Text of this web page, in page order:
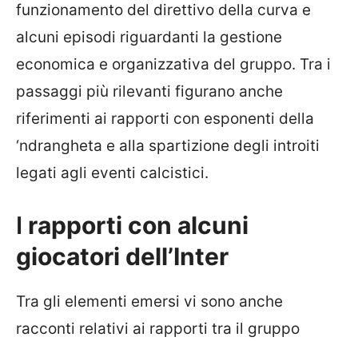
funzionamento del direttivo della curva e
alcuni episodi riguardanti la gestione
economica e organizzativa del gruppo. Tra i
passaggi più rilevanti figurano anche
riferimenti ai rapporti con esponenti della
‘ndrangheta e alla spartizione degli introiti
legati agli eventi calcistici.
I rapporti con alcuni
giocatori dell’Inter
Tra gli elementi emersi vi sono anche
racconti relativi ai rapporti tra il gruppo